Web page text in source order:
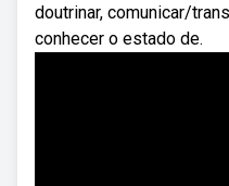
doutrinar, comunicar/
conhecer o estado de.